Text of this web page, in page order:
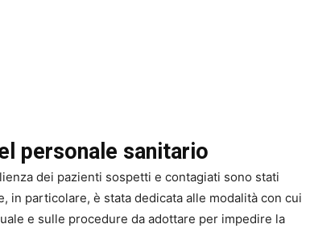
personale sanitario
dei pazienti sospetti e contagiati sono stati
in particolare, è stata dedicata alle modalità con cui
e sulle procedure da adottare per impedire la